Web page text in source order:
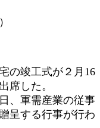
の竣工式が２月16
席した。
、軍需産業の従事
呈する行事が行わ